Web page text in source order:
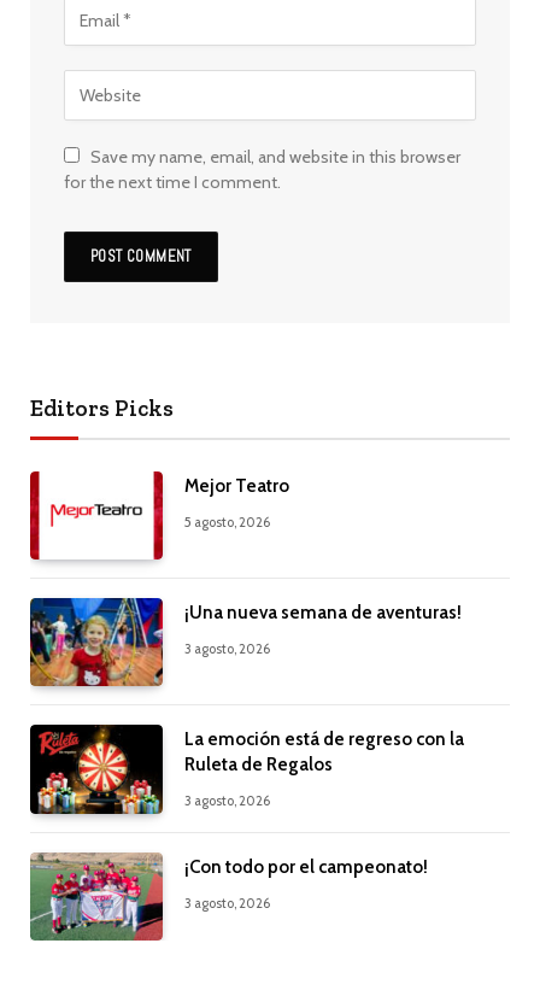
Save my name, email, and website in this browser
for the next time I comment.
Editors Picks
Mejor Teatro
5 agosto, 2026
¡Una nueva semana de aventuras!
3 agosto, 2026
La emoción está de regreso con la
Ruleta de Regalos
3 agosto, 2026
¡Con todo por el campeonato!
3 agosto, 2026